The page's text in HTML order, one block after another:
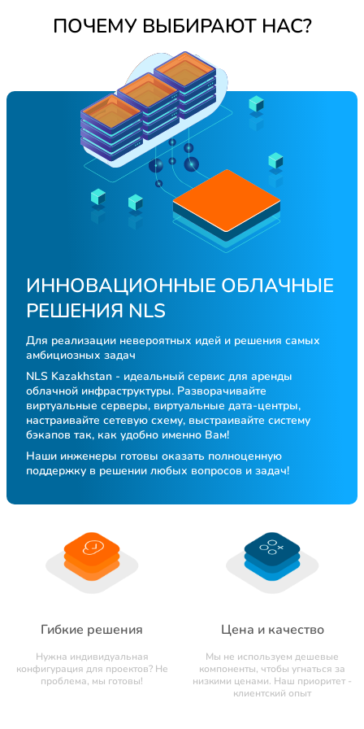
ПОЧЕМУ ВЫБИРАЮТ НАС?
ИННОВАЦИОННЫЕ ОБЛАЧНЫЕ
РЕШЕНИЯ NLS
Для реализации невероятных идей и решения самых
амбициозных задач
NLS Kazakhstan - идеальный сервис для аренды
облачной инфраструктуры. Разворачивайте
виртуальные серверы, виртуальные дата-центры,
настраивайте сетевую схему, выстраивайте систему
бэкапов так, как удобно именно Вам!
Наши инженеры готовы оказать полноценную
поддержку в решении любых вопросов и задач!
Гибкие решения
Нужна индивидуальная
конфигурация для проектов? Не
проблема, мы готовы!
Цена и качество
Мы не используем дешевые
компоненты, чтобы угнаться за
низкими ценами. Наш приоритет -
клиентский опыт